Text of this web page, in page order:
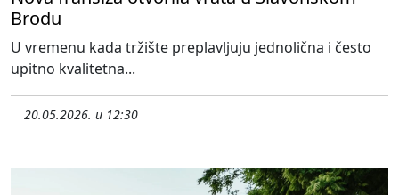
Brodu
U vremenu kada tržište preplavljuju jednolična i često
upitno kvalitetna...
20.05.2026. u 12:30